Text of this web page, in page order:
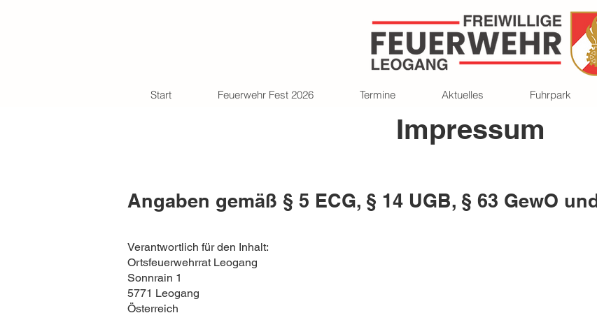
Start Feuerwehr Fest 2026 Termine Aktuelles Fuhrpark
Impressum
Angaben gemäß § 5 ECG, § 14 UGB, § 63 GewO
Verantwortlich für den Inhalt:
Ortsfeuerwehrrat Leogang
Sonnrain 1
5771 Leogang
Österreich